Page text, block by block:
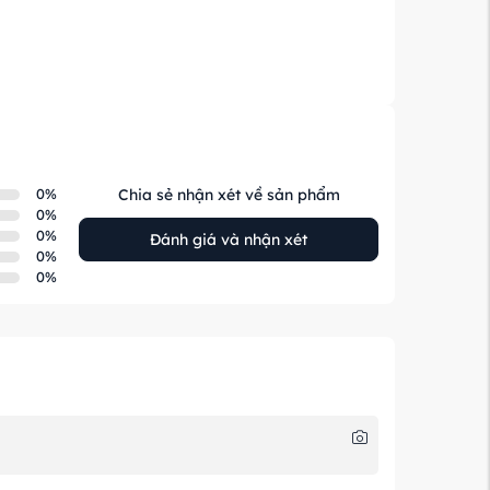
0%
0%
0%
0%
0%
Chia sẻ nhận xét về sản phẩm
Đánh giá và nhận xét